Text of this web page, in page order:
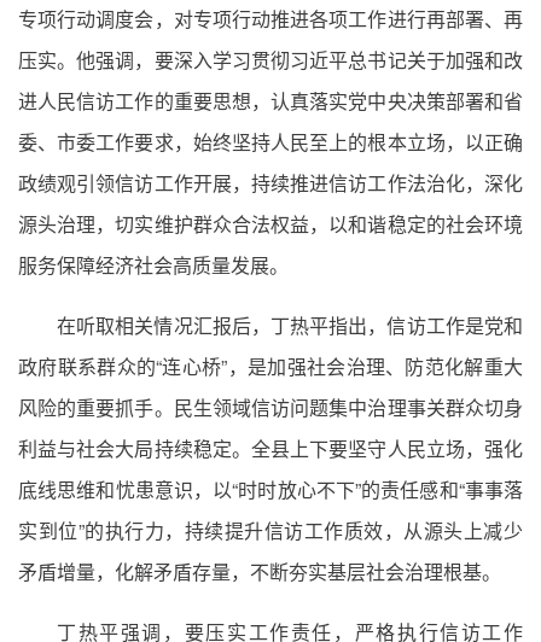
专项行动调度会，对专项行动推进各项工作进行再部署、再
压实。他强调，要深入学习贯彻习近平总书记关于加强和改
进人民信访工作的重要思想，认真落实党中央决策部署和省
委、市委工作要求，始终坚持人民至上的根本立场，以正确
政绩观引领信访工作开展，持续推进信访工作法治化，深化
源头治理，切实维护群众合法权益，以和谐稳定的社会环境
服务保障经济社会高质量发展。
在听取相关情况汇报后，丁热平指出，信访工作是党和
政府联系群众的“连心桥”，是加强社会治理、防范化解重大
风险的重要抓手。民生领域信访问题集中治理事关群众切身
利益与社会大局持续稳定。全县上下要坚守人民立场，强化
底线思维和忧患意识，以“时时放心不下”的责任感和“事事落
实到位”的执行力，持续提升信访工作质效，从源头上减少
矛盾增量，化解矛盾存量，不断夯实基层社会治理根基。
丁热平强调，要压实工作责任，严格执行信访工作